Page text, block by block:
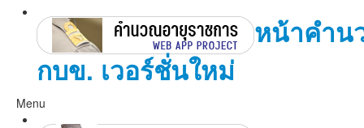
หน้าคำน
กบข. เวอร์ชั่นใหม่
Menu